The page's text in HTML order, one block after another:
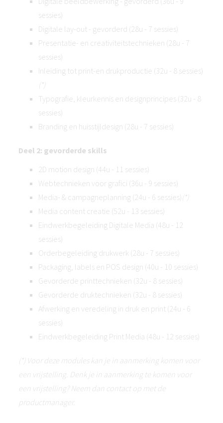
sessies)
Digitale lay-out - gevorderd (28u - 7 sessies)
Presentatie- en creativiteitstechnieken (28u - 7
sessies)
Inleiding tot print-en drukproductie (32u - 8 sessies)
(*)
Typografie, kleurkennis en designprincipes (32u - 8
sessies)
Branding en huisstijldesign (28u - 7 sessies)
Deel 2: gevorderde skills
2D motion design (44u - 11 sessies)
Webtechnieken voor grafici (36u - 9 sessies)
Media- & campagneplanning (24u - 6 sessies) (*)
Media content creatie (52u - 13 sessies)
Eindwerkbegeleiding Digitale Media (48u - 12
sessies)
Orderbegeleiding drukwerk (28u - 7 sessies)
Packaging, labels en POS design (40u - 10 sessies)
Gevorderde printtechnieken (32u - 8 sessies)
Gevorderde druktechnieken (32u - 8 sessies)
Afwerking en veredeling in druk en print (24u - 6
sessies)
Eindwerkbegeleiding Print Media (48u - 12 sessies)
(*) Voor deze modules kan je in aanmerking komen voor
een vrijstelling. Denk je in aanmerking te komen voor
een vrijstelling? Neem dan contact op met de
productmanager.